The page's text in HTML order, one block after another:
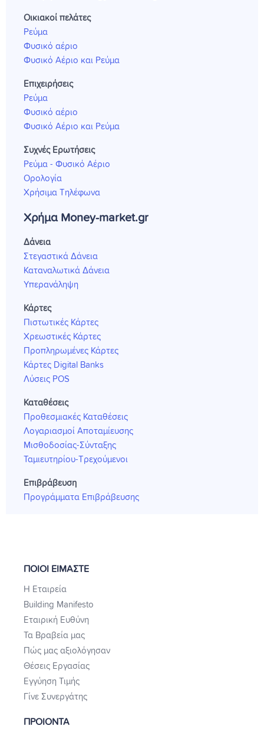
Οικιακοί πελάτες
Ρεύμα
Φυσικό αέριο
Φυσικό Αέριο και Ρεύμα
Επιχειρήσεις
Ρεύμα
Φυσικό αέριο
Φυσικό Αέριο και Ρεύμα
Συχνές Ερωτήσεις
Ρεύμα - Φυσικό Αέριο
Ορολογία
Χρήσιμα Τηλέφωνα
Χρήμα Money-market.gr
Δάνεια
Στεγαστικά Δάνεια
Καταναλωτικά Δάνεια
Υπερανάληψη
Κάρτες
Πιστωτικές Κάρτες
Χρεωστικές Κάρτες
Προπληρωμένες Κάρτες
Κάρτες Digital Banks
Λύσεις POS
Καταθέσεις
Προθεσμιακές Καταθέσεις
Λογαριασμοί Αποταμίευσης
Μισθοδοσίας-Σύνταξης
Ταμιευτηρίου-Τρεχούμενοι
Επιβράβευση
Προγράμματα Επιβράβευσης
ΠΟΙΟΙ ΕΙΜΑΣΤΕ
Η Εταιρεία
Building Manifesto
Εταιρική Ευθύνη
Τα Βραβεία μας
Πώς μας αξιολόγησαν
Θέσεις Εργασίας
Εγγύηση Τιμής
Γίνε Συνεργάτης
ΠΡΟΙΟΝΤΑ